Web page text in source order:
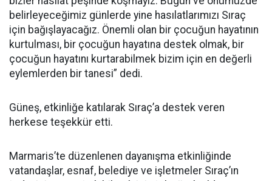
belirleyeceğimiz günlerde yine hasılatlarımızı Sıraç
için bağışlayacağız. Önemli olan bir çocuğun hayatının
kurtulması, bir çocuğun hayatına destek olmak, bir
çocuğun hayatını kurtarabilmek bizim için en değerli
eylemlerden bir tanesi” dedi.
Güneş, etkinliğe katılarak Sıraç’a destek veren
herkese teşekkür etti.
Marmaris’te düzenlenen dayanışma etkinliğinde
vatandaşlar, esnaf, belediye ve işletmeler Sıraç’ın